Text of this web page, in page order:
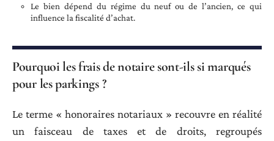
Le bien dépend du régime du neuf ou de l’ancien, ce qui
influence la fiscalité d’achat.
Pourquoi les frais de notaire sont-ils si marqués
pour les parkings ?
Le terme « honoraires notariaux » recouvre en réalité
un faisceau de taxes et de droits, regroupés